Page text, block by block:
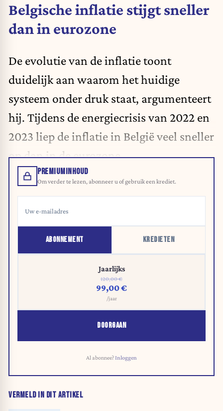
Belgische inflatie stijgt sneller
dan in eurozone
De evolutie van de inflatie toont
duidelijk aan waarom het huidige
systeem onder druk staat, argumenteert
hij. Tijdens de energiecrisis van 2022 en
2023 liep de inflatie in België veel sneller
op dan in de eurozone.
PREMIUMINHOUD
Om verder te lezen, abonneer u of gebruik een krediet.
ABONNEMENT KREDIETEN
Jaarlijks
120,00 €
99,00 €
/jaar
DOORGAAN
Al abonnee?Inloggen
VERMELD IN DIT ARTIKEL